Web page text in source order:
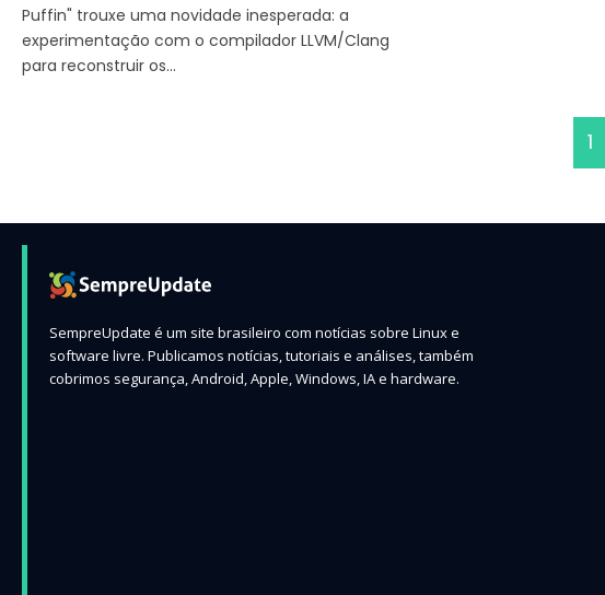
Puffin" trouxe uma novidade inesperada: a
experimentação com o compilador LLVM/Clang
para reconstruir os…
1
SempreUpdate é um site brasileiro com notícias sobre Linux e
software livre. Publicamos notícias, tutoriais e análises, também
cobrimos segurança, Android, Apple, Windows, IA e hardware.